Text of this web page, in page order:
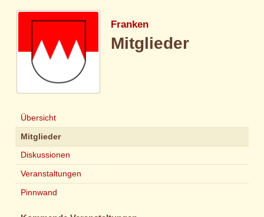
Franken
Mitglieder
Übersicht
Mitglieder
Diskussionen
Veranstaltungen
Pinnwand